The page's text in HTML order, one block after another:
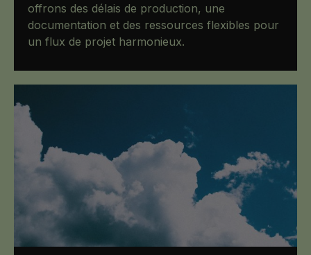
offrons des délais de production, une
documentation et des ressources flexibles pour
un flux de projet harmonieux.